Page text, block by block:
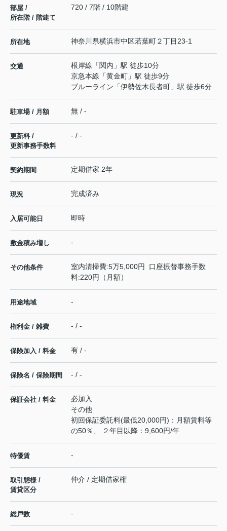
部屋 /
所在階 / 階建て
720 / 7階 / 10階建
所在地 神奈川県横浜市中区若葉町２丁目23-1
交通 根岸線 「関内 」駅 徒歩10分
京急本線 「黄金町 」駅 徒歩9分
ブルーライン 「伊勢佐木長者町 」駅 徒歩6分
駐車場 / 月額 無 / -
更新料 /
更新事務手数料
- / -
契約期間 定期借家 2年
現況 完成済み
入居可能日 即時
敷金積み増し -
その他条件
室内清掃費:5万5,000円 口座振替事務手数
料:220円（月額）
用途地域 -
権利金 / 雑費 - / -
保険加入 / 料金 有 / -
保険名 / 保険期間 - / -
保証会社 / 料金
必加入
その他
初回保証委託料(最低20,000円)：月額賃料等
の50％、 ２年目以降：9,600円/年
特優賃 -
取引態様 /
賃貸区分
仲介 / 定期借家権
総戸数 -